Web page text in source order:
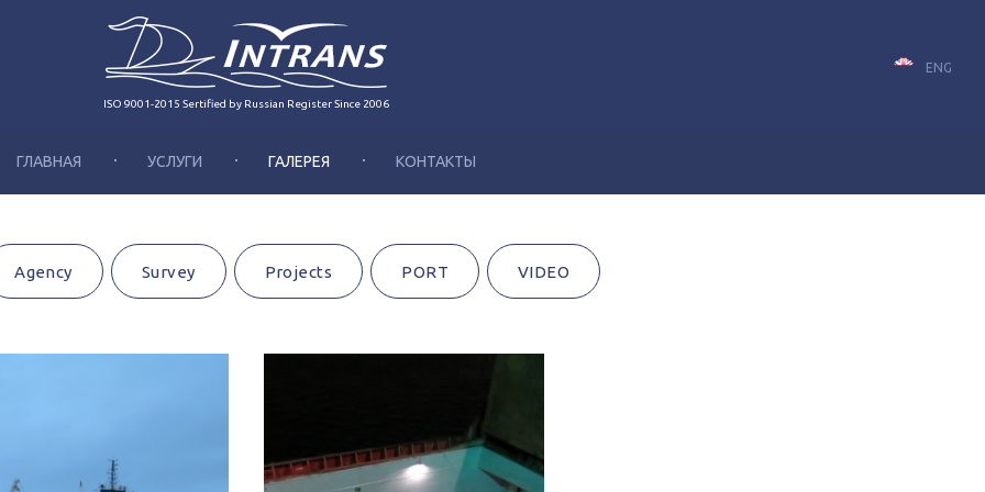
ISO 9001-2015 Sertified by Russian Register Since 2006
ENG
ГЛАВНАЯ УСЛУГИ ГАЛЕРЕЯ КОНТАКТЫ
Agency Survey Projects PORT VIDEO